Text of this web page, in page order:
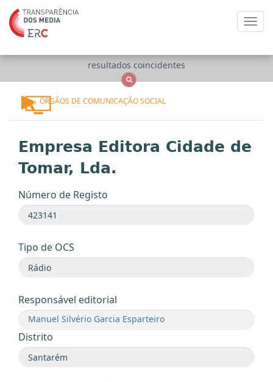
resultados coincidentes
ÓRGÃOS DE COMUNICAÇÃO SOCIAL
Empresa Editora Cidade de
Tomar, Lda.
Número de Registo
Tipo de OCS
Responsável editorial
Manuel Silvério Garcia Esparteiro
Distrito